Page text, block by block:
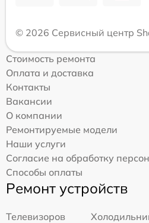
© 2026 Сервисный центр
Стоимость ремонта
Оплата и доставка
Контакты
Вакансии
О компании
Ремонтируемые модели
Наши услуги
Согласие на обработку
Способы оплаты
Ремонт устройств
Телевизоров